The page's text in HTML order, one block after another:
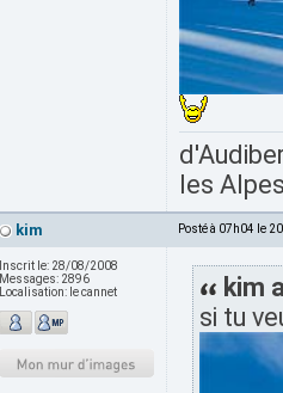
les
kim Posté à 07h04 le
Inscrit le: 28/08/2008
Messages: 2896
Localisation: le cannet
kim
si tu